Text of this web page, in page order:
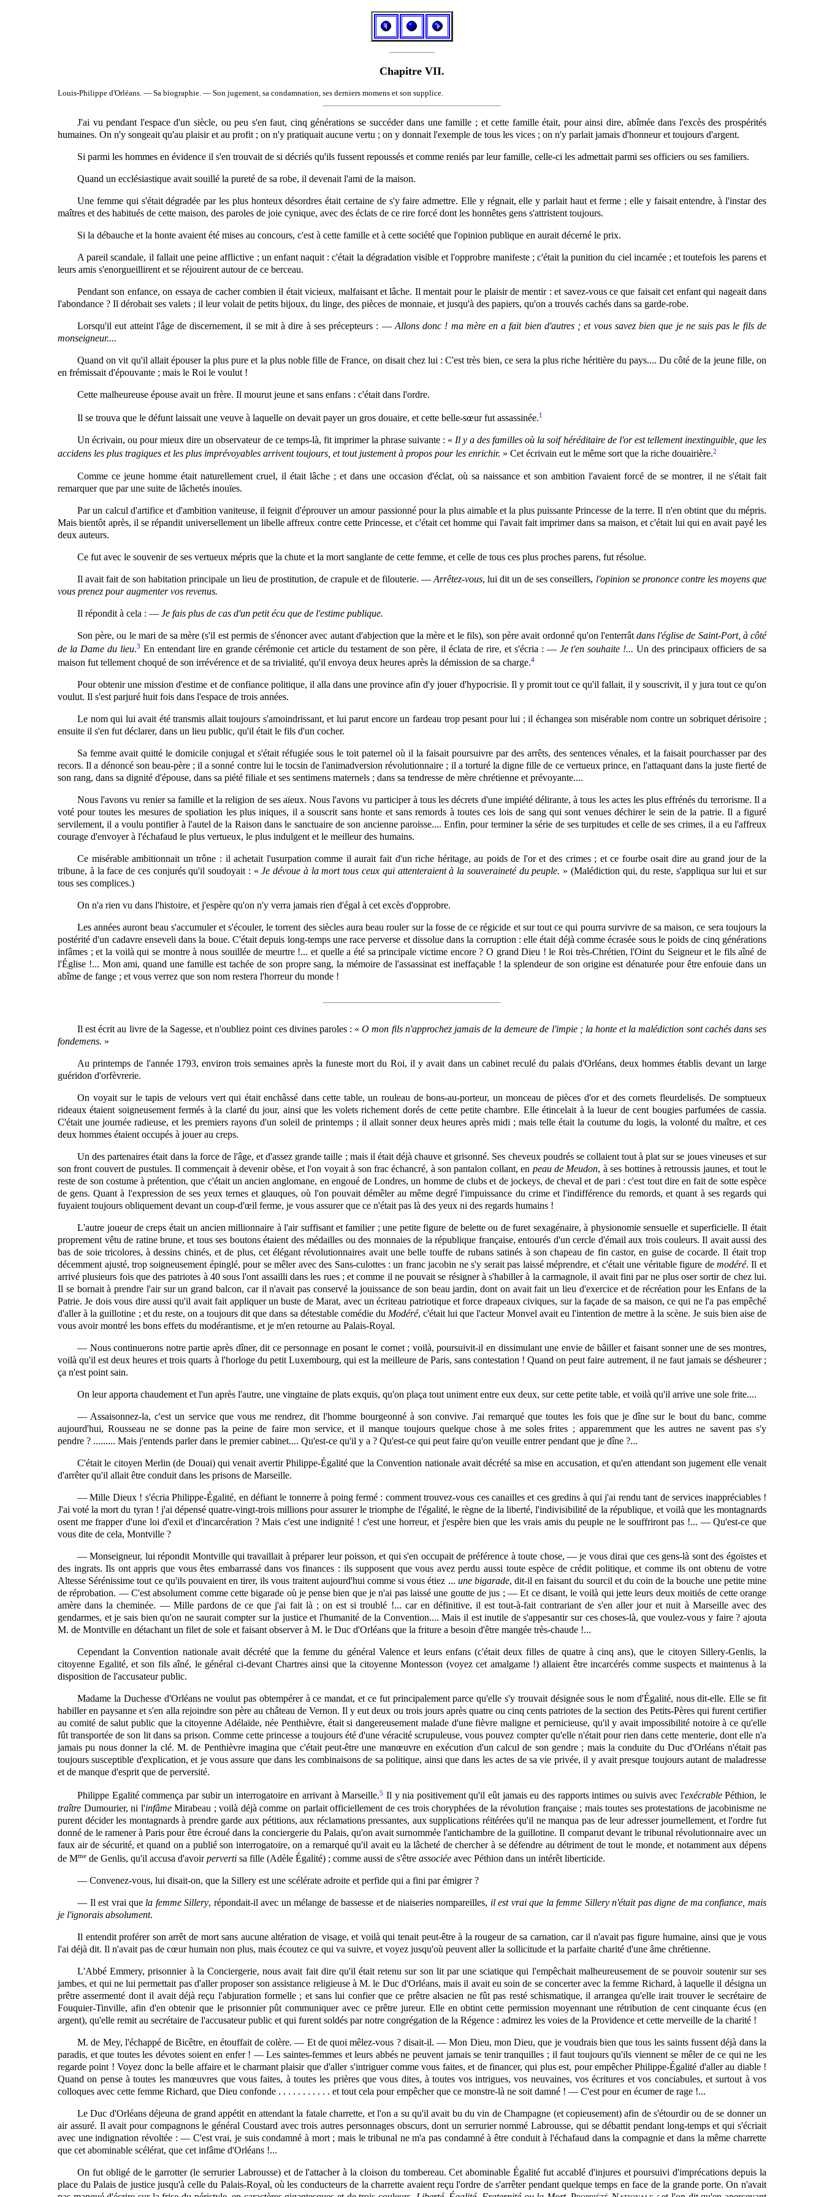
Chapitre VII.
Louis-Philippe d'Orléans. — Sa biographie. — Son jugement, sa condamnation, ses derniers momens et son supplice.
J'ai vu pendant l'espace d'un siècle, ou peu s'en faut, cinq générations se succéder dans une famille ; et cette famille était, pour ainsi dire, abîmée dans l'excès des prospérités
humaines. On n'y songeait qu'au plaisir et au profit ; on n'y pratiquait aucune vertu ; on y donnait l'exemple de tous les vices ; on n'y parlait jamais d'honneur et toujours d'argent.
Si parmi les hommes en évidence il s'en trouvait de si décriés qu'ils fussent repoussés et comme reniés par leur famille, celle-ci les admettait parmi ses officiers ou ses familiers.
Quand un ecclésiastique avait souillé la pureté de sa robe, il devenait l'ami de la maison.
Une femme qui s'était dégradée par les plus honteux désordres était certaine de s'y faire admettre. Elle y régnait, elle y parlait haut et ferme ; elle y faisait entendre, à l'instar des
maîtres et des habitués de cette maison, des paroles de joie cynique, avec des éclats de ce rire forcé dont les honnêtes gens s'attristent toujours.
Si la débauche et la honte avaient été mises auconcours, c'est à cette famille et à cette société que l'opinion publique en aurait décerné le prix.
A pareil scandale, il fallait une peine afflictive ; un enfant naquit : c'était la dégradation visible et l'opprobre manifeste ; c'était la punition du ciel incarnée ; et toutefois les parens et
leurs amis s'enorgueillirent et se réjouirent autour de ce berceau.
Pendant son enfance, on essaya de cacher combien il était vicieux, malfaisant et lâche. Il mentait pour le plaisir de mentir : et savez-vous ce que faisait cet enfant qui nageait dans
l'abondance ? Il dérobait ses valets ; il leur volait de petits bijoux, du linge, des pièces de monnaie, et jusqu'à des papiers, qu'on a trouvés cachés dans sa garde-robe.
Lorsqu'il eut atteint l'âge de discernement, il se mit à dire à ses précepteurs : — Allons donc ! ma mère en a fait bien d'autres ; et vous savez bien que je ne suis pas le fils de
monseigneur....
Quand on vit qu'il allait épouser la plus pure et la plus noble fille de France, on disait chez lui : C'est très bien, ce sera la plus riche héritière du pays.... Du côté de la jeune fille, on
en frémissait d'épouvante ; mais le Roi le voulut !
Cette malheureuse épouse avait un frère. Il mourut jeune et sans enfans : c'était dans l'ordre.
Il se trouva que le défunt laissait une veuve à laquelle on devait payer un gros douaire, et cette belle-sœur fut assassinée.1
Un écrivain, ou pour mieux dire un observateur de ce temps-là, fit imprimer la phrase suivante : « Il y a des familles où la soif héréditaire de l'or est tellement inextinguible, que les
accidens les plus tragiques et les plus imprévoyables arrivent toujours, et tout justement à propos pour les enrichir. » Cet écrivain eut le même sort que la riche douairière.2
Comme ce jeune homme était naturellement cruel, il était lâche ; et dans une occasion d'éclat, où sa naissance et son ambition l'avaient forcé de se montrer, il ne s'était fait
remarquer que par une suite de lâchetés inouïes.
Par un calcul d'artifice et d'ambition vaniteuse, il feignit d'éprouver un amour passionné pour la plus aimable et la plus puissante Princesse de la terre. Il n'en obtint que du mépris.
Mais bientôt après, il se répandit universellement un libelle affreux contre cette Princesse, et c'était cet homme qui l'avait fait imprimer dans sa maison, et c'était lui qui en avait payé les
deux auteurs.
Ce fut avec le souvenir de ses vertueux mépris que la chute et la mort sanglante de cette femme, et celle de tous ces plus proches parens, fut résolue.
Il avait fait de son habitation principale un lieu de prostitution, de crapule et de filouterie. —Arrêtez-vous, lui dit un de ses conseillers, l'opinion se prononce contre les moyens que
vous prenez pour augmenter vos revenus.
Il répondit à cela : —Je fais plus de cas d'un petit écu que de l'estime publique.
Son père, ou le mari de sa mère (s'il est permis de s'énoncer avec autant d'abjection que la mère et lefils), son père avait ordonné qu'on l'enterrâtdans l'église de Saint-Port, à côté
de la Dame du lieu.3 En entendant lire en grande cérémonie cet article du testament de son père, il éclata de rire, et s'écria : — Je t'en souhaite !... Un des principaux officiers de sa
maison fut tellement choqué de son irrévérence et de sa trivialité, qu'il envoya deux heures après la démission de sa charge.4
Pour obtenir une mission d'estime et de confiance politique, il alla dans une province afin d'y jouer d'hypocrisie. Il y promit tout ce qu'il fallait, il y souscrivit, il y jura tout ce qu'on
voulut. Il s'est parjuré huit fois dans l'espace de trois années.
Le nom qui lui avait été transmis allait toujours s'amoindrissant, et lui parut encore un fardeau trop pesant pour lui ; il échangea son misérable nom contre un sobriquet dérisoire ;
ensuite il s'en fut déclarer, dans un lieu public, qu'il était le fils d'un cocher.
Sa femme avait quitté le domicile conjugal et s'était réfugiée sous le toit paternel où il la faisait poursuivre par des arrêts, des sentences vénales, et la faisait pourchasser par des
recors. Il a dénoncé son beau-père ; il a sonné contre lui le tocsin de l'animadversion révolutionnaire ; il a torturé la digne fille de ce vertueux prince, en l'attaquant dans la juste fierté de
son rang, dans sa dignité d'épouse, dans sa piété filiale et ses sentimensmaternels ; dans sa tendresse de mère chrétienne et prévoyante....
Nous l'avons vu renier sa famille et la religion de ses aïeux. Nous l'avons vu participer à tous les décrets d'une impiété délirante, à tous les actes les plus effrénés du terrorisme. Il a
voté pour toutes les mesures de spoliation les plus iniques, il a souscrit sans honte et sans remords à toutes ces lois de sang qui sont venues déchirer le sein de la patrie. Il a figuré
servilement, il a voulu pontifier à l'autel de la Raison dans le sanctuaire de son ancienne paroisse.... Enfin, pour terminer la série de ses turpitudes et celle de ses crimes, il a eu l'affreux
courage d'envoyer à l'échafaud le plus vertueux, le plus indulgent et le meilleur des humains.
Ce misérable ambitionnait un trône : il achetait l'usurpation comme il aurait fait d'un riche héritage, au poids de l'or et des crimes ; et ce fourbe osait dire au grand jour de la
tribune, à la face de ces conjurés qu'il soudoyait : «Je dévoue à la mort tous ceux qui attenteraient à la souveraineté du peuple. » (Malédiction qui, du reste, s'appliqua sur lui et sur
tous ses complices.)
On n'a rien vu dans l'histoire, et j'espère qu'on n'y verra jamais rien d'égal à cet excès d'opprobre.
Les années auront beau s'accumuler et s'écouler, le torrent des siècles aura beau rouler sur la fosse de ce régicide et sur tout ce qui pourra survivre de sa maison, ce sera toujours la
postérité d'un cadavre enseveli dans la boue. C'était depuis long-temps une race perverse et dissolue dans la corruption : elle était déjà comme écrasée sous le poids de cinq générations
infâmes ; et la voilà qui se montre à nous souillée de meurtre !... et quelle a été sa principale victime encore ? O grand Dieu ! le Roi très-Chrétien, l'Oint du Seigneur et le fils aîné de
l'Église !... Mon ami, quand une famille est tachée de son propre sang, la mémoire de l'assassinat est ineffaçable ! la splendeur de son origine est dénaturée pour être enfouie dans un
abîme de fange ; et vous verrez que son nom restera l'horreur du monde !
Il est écrit au livre de la Sagesse, et n'oubliez point ces divines paroles : «O mon fils n'approchez jamais de la demeure de l'impie ; la honte et la malédiction sont cachés dans ses
fondemens. »
Au printemps de l'année 1793, environ trois semaines après la funeste mort du Roi, il y avait dans un cabinet reculé du palais d'Orléans, deux hommes établis devant un large
guéridon d'orfèvrerie.
On voyait sur le tapis de velours vert qui était enchâssé dans cette table, un rouleau de bons-au-porteur, un monceau de pièces d'or et des cornets fleurdelisés. De somptueux
rideaux étaient soigneusement fermés à la clarté du jour, ainsi que les volets richement dorés de cette petite chambre. Elle étincelait à la lueur de cent bougies parfumées de cassia.
C'était une journée radieuse, et les premiers rayons d'un soleil de printemps ; il allait sonner deux heures après midi ; mais telle était la coutumedu logis, la volonté du maître, et ces
deux hommes étaient occupés à jouer au creps.
Un des partenaires était dans la force de l'âge, et d'assez grande taille ; mais il était déjà chauve et grisonné. Ses cheveux poudrés se collaient tout à plat sur se joues vineuses et sur
son front couvert de pustules. Il commençait à devenir obèse, et l'on voyait à son frac échancré, à son pantalon collant, en peau de Meudon, à ses bottines à retroussis jaunes, et tout le
reste de son costume à prétention, que c'était un ancien anglomane, en engoué de Londres, un homme de clubs et de jockeys, de cheval et de pari : c'est tout dire en fait de sotte espèce
de gens. Quant à l'expression de ses yeux ternes et glauques, où l'on pouvait démêler au même degré l'impuissance du crime et l'indifférence du remords, et quant à ses regards qui
fuyaient toujours obliquement devant un coup-d'œil ferme, je vous assurer que ce n'était pas là des yeux ni des regards humains !
L'autre joueur de creps était un ancien millionnaire à l'air suffisant et familier ; une petite figure de belette ou de furet sexagénaire, à physionomie sensuelle et superficielle. Il était
proprement vêtu de ratine brune, et tous ses boutons étaient des médailles ou des monnaies de la république française, entourés d'un cercle d'émail aux trois couleurs. Il avait aussi des
bas de soie tricolores, à dessins chinés, et de plus, cet élégant révolutionnaires avait une belle touffe de rubans satinés à son chapeau de fin castor, en guise de cocarde. Il était trop
décemment ajusté, trop soigneusement épinglé, pour semêleravec des Sans-culottes : un franc jacobin ne s'y serait pas laissé méprendre, et c'était une véritable figure demodéré. Il et
arrivé plusieurs fois que des patriotes à 40 sous l'ont assailli dans les rues ; et comme il ne pouvait se résigner à s'habiller à la carmagnole, il avait fini par ne plus oser sortir de chez lui.
Il se bornait à prendre l'air sur un grand balcon, car il n'avait pas conservé la jouissance de son beau jardin, dont on avait fait un lieu d'exercice et de récréation pour les Enfans de la
Patrie. Je dois vous dire aussi qu'il avait fait appliquer un buste de Marat, avec un écriteau patriotique et force drapeaux civiques, sur la façade de sa maison, ce qui ne l'a pas empêché
d'aller à la guillotine ; et du reste, on a toujours dit que dans sa détestable comédie du Modéré, c'était lui que l'acteur Monvel avait eu l'intention de mettre à la scène. Je suis bien aise de
vous avoir montré les bons effets du modérantisme, et je m'en retourne au Palais-Royal.
— Nous continuerons notre partie après dîner, dit ce personnage en posant le cornet ; voilà, poursuivit-il en dissimulant une envie de bâiller et faisant sonner une de ses montres,
voilà qu'il est deux heures et trois quarts à l'horloge du petit Luxembourg, qui est la meilleure de Paris, sans contestation ! Quand on peut faire autrement, il ne faut jamais se désheurer ;
ça n'est point sain.
On leur apporta chaudement et l'un après l'autre, une vingtaine de plats exquis, qu'on plaça tout uniment entre eux deux, sur cette petite table, et voilà qu'il arrive une sole frite....
— Assaisonnez-la, c'est un service que vous me rendrez, dit l'homme bourgeonné à son convive. J'ai remarqué que toutes les fois que je dîne sur le bout du banc, comme
aujourd'hui, Rousseau ne se donne pas la peine de faire mon service, et il manque toujours quelque chose à me soles frites ; apparemment que les autres ne savent pas s'y
pendre ? ......... Mais j'entends parler dans le premier cabinet.... Qu'est-ce qu'il y a ? Qu'est-ce qui peut faire qu'on veuille entrer pendant que je dîne ?...
C'était le citoyen Merlin (de Douai) qui venait avertir Philippe-Égalité que la Convention nationale avait décrété sa mise en accusation, et qu'en attendant son jugement elle venait
d'arrêter qu'il allait être conduit dans les prisons de Marseille.
— Mille Dieux ! s'écria Philippe-Égalité, en défiant le tonnerre à poing fermé : comment trouvez-vous ces canailles et ces gredins à qui j'ai rendu tant de services inappréciables !
J'ai voté la mort du tyran ! j'ai dépensé quatre-vingt-trois millions pour assurer le triomphe de l'égalité, le règne de la liberté, l'indivisibilité de la république, et voilà que les montagnards
osent me frapper d'une loi d'exil et d'incarcération ? Mais c'est une indignité ! c'est une horreur, et j'espère bien que les vrais amis du peuple ne le souffriront pas !... — Qu'est-ce que
vous dite de cela, Montville ?
— Monseigneur, lui répondit Montville qui travaillait à préparer leur poisson, et qui s'en occupait de préférence à toute chose, — je vous dirai que ces gens-là sont des égoïstes et
des ingrats. Ils ont appris que vous êtes embarrassé dans vosfinances : ils supposent que vous avez perdu aussi toute espèce de crédit politique, et comme ils ont obtenu de votre
Altesse Sérénissime tout ce qu'ils pouvaient en tirer, ils vous traitent aujourd'hui comme si vous étiez ... une bigarade, dit-il en faisant du sourcil et du coin de la bouche une petite mine
de réprobation. — C'est absolument comme cette bigarade où je pense bien que je n'ai pas laissé une goutte de jus ; — Et ce disant, le voilà qui jette leurs deux moitiés de cette orange
amère dans la cheminée. — Mille pardons de ce que j'ai fait là ; on est si troublé !... car en définitive, il est tout-à-fait contrariant de s'en aller jour et nuit à Marseille avec des
gendarmes, et je sais bien qu'on ne saurait compter sur la justice et l'humanité de la Convention.... Mais il est inutile de s'appesantir sur ces choses-là, que voulez-vous y faire ? ajouta
M. de Montville en détachant un filet de sole et faisant observer à M. le Duc d'Orléans que la friture a besoin d'être mangée très-chaude !...
Cependant la Convention nationale avait décrété que la femme du général Valence et leurs enfans (c'était deux filles de quatre à cinq ans), que le citoyen Sillery-Genlis, la
citoyenne Egalité, et son fils aîné, le général ci-devant Chartres ainsi que la citoyenne Montesson (voyez cet amalgame !) allaient être incarcérés comme suspects et maintenus à la
disposition de l'accusateur public.
Madame la Duchesse d'Orléans ne voulut pas obtempérer à ce mandat, et ce fut principalement parce qu'elle s'y trouvait désignée sous le nom d'Égalité, nous dit-elle. Elle se fit
habiller en paysanneet s'en alla rejoindre son père au château de Vernon. Il y eut deux ou trois jours après quatre ou cinq cents patriotes de la section des Petits-Pères qui furent certifier
au comité de salut public que la citoyenne Adélaïde, née Penthièvre, était si dangereusement malade d'une fièvre maligne et pernicieuse, qu'il y avait impossibilité notoire à ce qu'elle
fût transportée de son lit dans sa prison. Comme cette princesse a toujours été d'une véracité scrupuleuse, vous pouvez compter qu'elle n'était pour rien dans cette menterie, dont elle n'a
jamais pu nous donner la clé. M. de Penthièvre imagina que c'était peut-être une manœuvre en exécution d'un calcul de son gendre ; mais la conduite du Duc d'Orléans n'était pas
toujours susceptible d'explication, et je vous assure que dans les combinaisons de sa politique, ainsi que dans les actes de sa vie privée, il y avait presque toujours autant de maladresse
et de manque d'esprit que de perversité.
Philippe Egalité commença par subir un interrogatoire en arrivant à Marseille.5 Il y nia positivementqu'il eût jamais eu des rapports intimes ou suivis avec l'exécrablePéthion, le
traître Dumourier, ni l'infâmeMirabeau ; voilà déjà comme on parlait officiellement de ces trois choryphées de la révolution française ; mais toutes ses protestations de jacobinisme ne
purent décider les montagnards à prendre garde aux pétitions, aux réclamations pressantes, aux supplications réitérées qu'il ne manqua pas de leur adresser journellement, et l'ordre fut
donné de le ramener à Paris pour être écroué dans la conciergerie du Palais, qu'on avait surnommée l'antichambre de la guillotine. Il comparut devant le tribunal révolutionnaire avec un
faux air de sécurité, et quand on a publié son interrogatoire, on a remarqué qu'il avait eu la lâcheté de chercher à se défendre au détriment de tout le monde, et notamment aux dépens
de Mme de Genlis, qu'il accusa d'avoirperverti sa fille (Adèle Égalité) ; comme aussi de s'êtreassociée avec Péthion dans un intérêt liberticide.
— Convenez-vous, lui disait-on, que la Sillery est une scélérate adroite et perfide qui a fini par émigrer ?
— Il est vrai que la femme Sillery, répondait-il avec un mélange de bassesse et de niaiseries nompareilles, il est vrai que la femme Sillery n'était pas digne de ma confiance, mais
je l'ignorais absolument.
Il entendit proférer son arrêt de mort sans aucune altération de visage, et voilà qui tenait peut-être à la rougeur de sa carnation, car il n'avait pas figure humaine, ainsi que je vous
l'ai déjà dit. Il n'avait pas de cœur humain non plus, mais écoutez ce quiva suivre, et voyez jusqu'où peuvent aller la sollicitude et la parfaite charité d'une âme chrétienne.
L'Abbé Emmery, prisonnier à la Conciergerie, nous avait fait dire qu'il était retenu sur son lit par une sciatique qui l'empêchait malheureusement de se pouvoir soutenir sur ses
jambes, et qui ne lui permettait pas d'aller proposer son assistance religieuse à M. le Duc d'Orléans, mais il avait eu soin de se concerter avec la femme Richard, à laquelle il désigna un
prêtre assermenté dont il avait déjà reçu l'abjuration formelle ; et sans lui confier que ce prêtre alsacien ne fût pas resté schismatique, il arrangea qu'elle irait trouver le secrétaire de
Fouquier-Tinville, afin d'en obtenir que le prisonnier pût communiquer avec ce prêtre jureur. Elle en obtint cette permission moyennant une rétribution de cent cinquante écus (en
argent), qu'elle remit au secrétaire de l'accusateur public et qui furent soldés par notre congrégation de la Régence : admirez les voies de la Providence et cette merveille de la charité !
M. de Mey, l'échappé de Bicêtre, en étouffait de colère. — Et de quoi mêlez-vous ? disait-il. — Mon Dieu, mon Dieu, que je voudrais bien que tous les saints fussent déjà dans la
paradis, et que toutes les dévotes soient en enfer ! — Les saintes-femmes et leurs abbés ne peuvent jamais se tenir tranquilles ; il faut toujours qu'ils viennent se mêler de ce qui ne les
regarde point ! Voyez donc la belle affaire et le charmant plaisir que d'aller s'intriguer comme vous faites, et de financer, qui plus est, pour empêcher Philippe-Égalité d'aller au diable !
Quandon pense à toutes les manœuvres que vous faites, à toutes les prières que vous dites, à toutes vos intrigues, vos neuvaines, vos écritures et vos conciabules, et surtout à vos
colloques avec cette femme Richard, que Dieu confonde . . . . . . . . . . . et tout cela pour empêcher que ce monstre-là ne soit damné ! — C'est pour en écumer de rage !...
Le Duc d'Orléans déjeuna de grand appétit en attendant la fatale charrette, et l'on a su qu'il avait bu du vin de Champagne (et copieusement) afin de s'étourdir ou de se donner un
air assuré. Il avait pour compagnons le général Coustard avec trois autres personnages obscurs, dont un serrurier nommé Labrousse, qui se débattit pendant long-temps et qui s'écriait
avec une indignation révoltée : — C'est vrai, je suis condamné à mort ; mais le tribunal ne m'a pas condamné à être conduit à l'échafaud dans la compagnie et dans la même charrette
que cet abominable scélérat, que cet infâme d'Orléans !...
On fut obligé de le garrotter (le serrurier Labrousse) et de l'attacher à la cloison du tombereau. Cet abominable Égalité fut accablé d'injures et poursuivi d'imprécations depuis la
place du Palais de justice jusqu'à celle du Palais-Royal, où les conducteurs de la charrette avaient reçu l'ordre de s'arrêter pendant quelque temps en face de la grande porte. On n'avait